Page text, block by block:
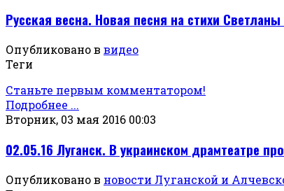
Русская весна. Новая песня на стихи
Опубликовано в видео
Теги
Станьте первым комментатором!
Подробнее ...
Вторник, 03 мая 2016 00:03
02.05.16 Луганск. В украинском драмтеатре
Опубликовано в новости Луганской и